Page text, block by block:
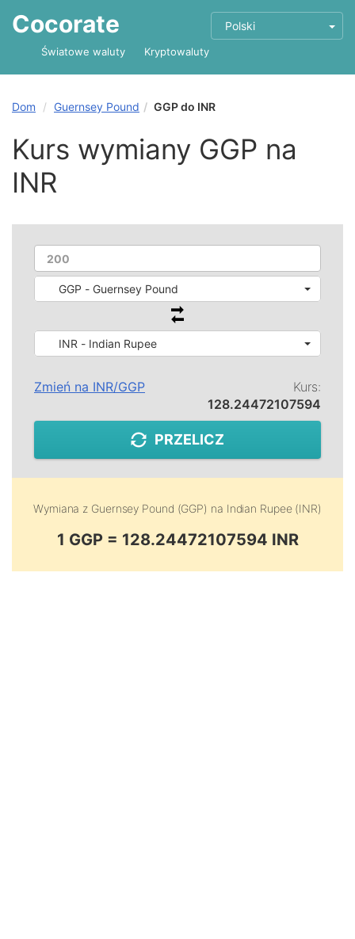
Cocorate Polski
Światowe waluty Kryptowaluty
Dom Guernsey Pound GGP do INR
Kurs wymiany GGP na
INR
GGP - Guernsey Pound
INR - Indian Rupee
Zmień na INR/GGP
Kurs:
128.24472107594
PRZELICZ
Wymiana z Guernsey Pound (GGP) na Indian Rupee (INR)
1 GGP = 128.24472107594 INR